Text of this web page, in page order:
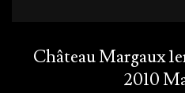
Château Margaux
2010